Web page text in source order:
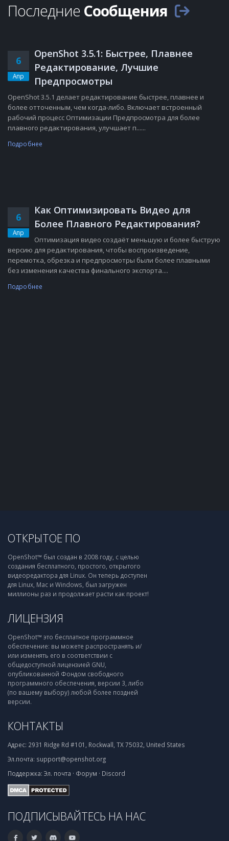
Последние Сообщения
6
Апр
OpenShot 3.5.1: Быстрее, Плавнее
Редактирование, Лучшие
Предпросмотры
OpenShot 3.5.1 делает редактирование быстрее, плавнее и
более отточенным, чем когда-либо. Включает встроенный
рабочий процесс Оптимизации Предпросмотра для более
плавного редактирования, улучшает п......
Подробнее
6
Апр
Как Оптимизировать Видео для
Более Плавного Редактирования?
Оптимизация видео создаёт меньшую и более быструю
версию для редактирования, чтобы воспроизведение,
перемотка, обрезка и предпросмотры были более плавными
без изменения качества финального экспорта....
Подробнее
ОТКРЫТОЕ ПО
OpenShot™ был создан в 2008 году, с целью
создания бесплатного, простого, открытого
видеоредактора для Linux. Он теперь доступен
для Linux, Mac и Windows, был загружен
миллионы раз и продолжает расти как проект!
ЛИЦЕНЗИЯ
OpenShot™ это бесплатное программное
обеспечение: вы можете распространять и/
или изменять его в соответствии с
общедоступной лицензией GNU,
опубликованной Фондом свободного
программного обеспечения, версии 3, либо
(по вашему выбору) любой более поздней
версии.
КОНТАКТЫ
Адрес: 2931 Ridge Rd #101, Rockwall, TX 75032, United States
Эл.почта: support@openshot.org
Поддержка: Эл. почта · Форум · Discord
ПОДПИСЫВАЙТЕСЬ НА НАС